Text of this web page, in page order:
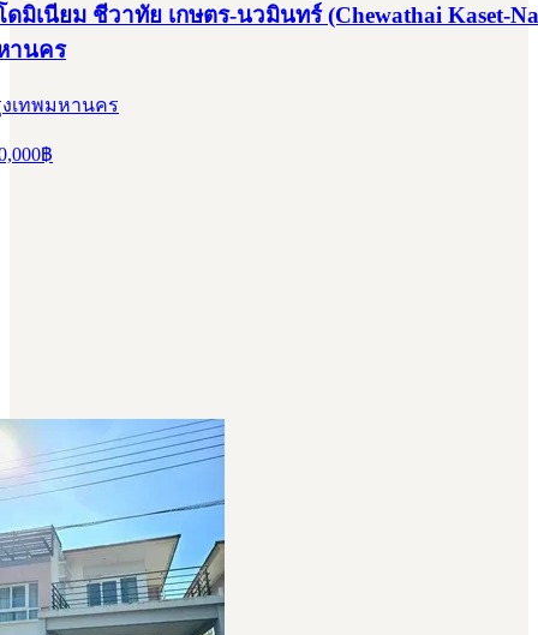
มิเนียม ชีวาทัย เกษตร-นวมินทร์ (Chewathai Kaset-
านคร
เทพมหานคร
฿